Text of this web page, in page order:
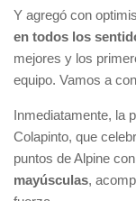
Y agregó con
en todos los
mejores y los
equipo. Vamos a
Inmediatamente, la
Colapinto, que
puntos de Alpine con
mayúsculas,